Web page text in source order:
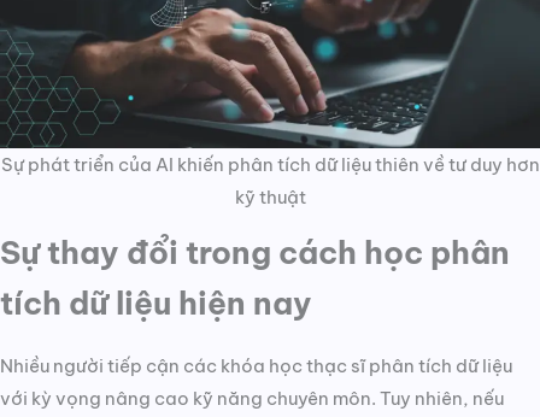
Sự phát triển của AI khiến phân tích dữ liệu thiên về tư duy hơn
kỹ thuật
Sự thay đổi trong cách học phân
tích dữ liệu hiện nay
Nhiều người tiếp cận các khóa học thạc sĩ phân tích dữ liệu
với kỳ vọng nâng cao kỹ năng chuyên môn. Tuy nhiên, nếu